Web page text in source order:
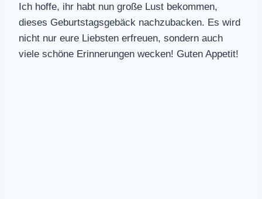
Ich hoffe, ihr habt nun große Lust bekommen,
dieses Geburtstagsgebäck nachzubacken. Es wird
nicht nur eure Liebsten erfreuen, sondern auch
viele schöne Erinnerungen wecken! Guten Appetit!